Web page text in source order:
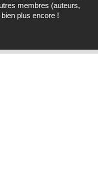
membres (auteurs,
plus encore !